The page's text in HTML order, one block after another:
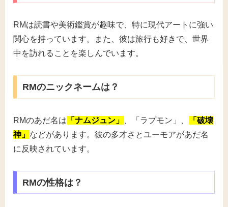
RMは読書や美術鑑賞が趣味で、特に現代アートに強い
関心を持っています。また、彼は旅行も好きで、世界
中を訪れることを楽しんでいます。
RMのニックネームは？
RMのあだ名は 「ナムジュン」 、「ラプモン」、
「破壊
神」 などがあります。彼の多才さとユーモアがあだ名
に反映されています。
RMの性格は？